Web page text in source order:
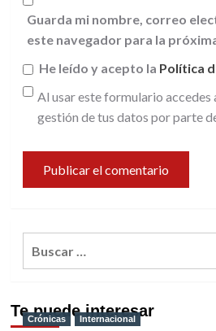
Guarda mi nombre, correo
este navegador para la
He leído y acepto la Política
Al usar este formulario accedes
gestión de tus datos por parte
Te puede interesar
Crónicas Internacional